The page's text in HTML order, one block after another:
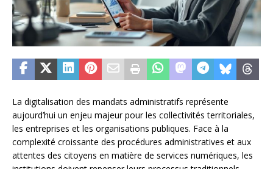
La digitalisation des mandats administratifs représente
aujourd’hui un enjeu majeur pour les collectivités territoriales,
les entreprises et les organisations publiques. Face à la
complexité croissante des procédures administratives et aux
attentes des citoyens en matière de services numériques, les